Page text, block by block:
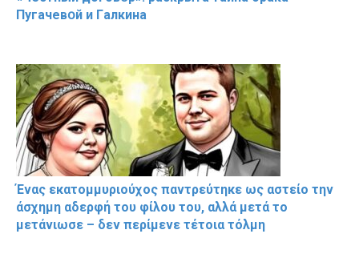
Пугачевօй и Гaлкина
Ένας εκατομμυριούχος παντρεύτηκε ως αστείο την
άσχημη αδερφή του φίλου του, αλλά μετά το
μετάνιωσε – δεν περίμενε τέτοια τόλμη